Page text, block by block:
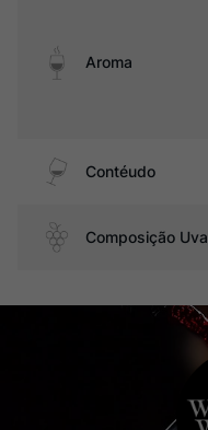
Aroma
Contéudo
Composição Uva